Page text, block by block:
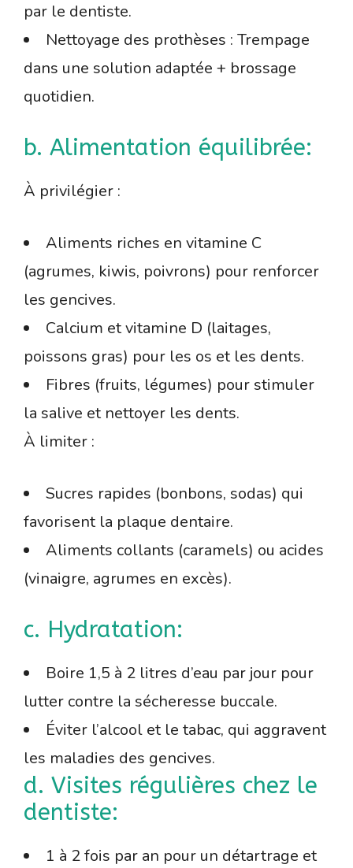
par le dentiste.
Nettoyage des prothèses : Trempage
dans une solution adaptée + brossage
quotidien.
b. Alimentation équilibrée:
À privilégier :
Aliments riches en vitamine C
(agrumes, kiwis, poivrons) pour renforcer
les gencives.
Calcium et vitamine D (laitages,
poissons gras) pour les os et les dents.
Fibres (fruits, légumes) pour stimuler
la salive et nettoyer les dents.
À limiter :
Sucres rapides (bonbons, sodas) qui
favorisent la plaque dentaire.
Aliments collants (caramels) ou acides
(vinaigre, agrumes en excès).
c. Hydratation:
Boire 1,5 à 2 litres d’eau par jour pour
lutter contre la sécheresse buccale.
Éviter l’alcool et le tabac, qui aggravent
les maladies des gencives.
d. Visites régulières chez le
dentiste:
1 à 2 fois par an pour un détartrage et